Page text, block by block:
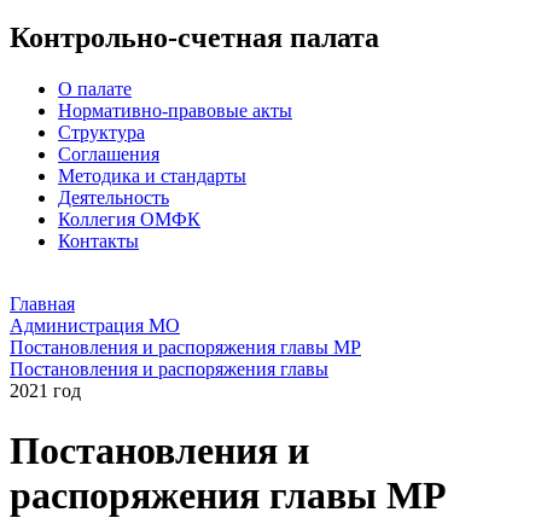
Контрольно-счетная палата
О палате
Нормативно-правовые акты
Структура
Соглашения
Методика и стандарты
Деятельность
Коллегия ОМФК
Контакты
Главная
Администрация МО
Постановления и распоряжения главы МР
Постановления и распоряжения главы
2021 год
Постановления и
распоряжения главы МР